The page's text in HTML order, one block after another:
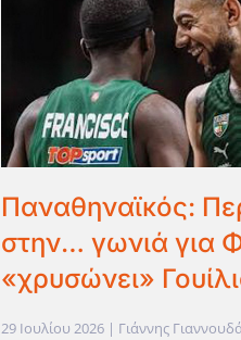
Παναθηναϊκός:
στην… γωνιά για
«χρυσώνει»
29 Ιουλίου 2026 | Γιάννης